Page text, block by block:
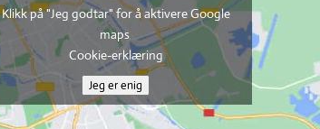
Klikk på "Jeg godtar" for å aktivere Google
maps
Cookie-erklæring
Jeg er enig